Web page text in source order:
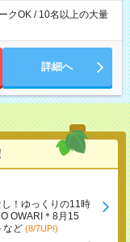
クOK / 10名以上の大量
詳細へ
し！ゆっくりの11時
OWARI＊8月15
など (8/7UP!)